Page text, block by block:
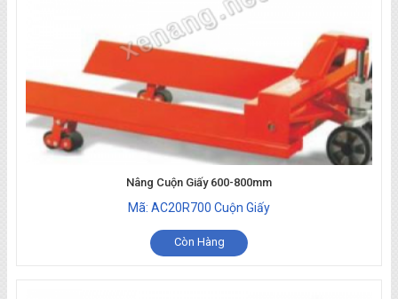
Nâng Cuộn Giấy 600-800mm
Mã: AC20R700 Cuộn Giấy
Còn Hàng